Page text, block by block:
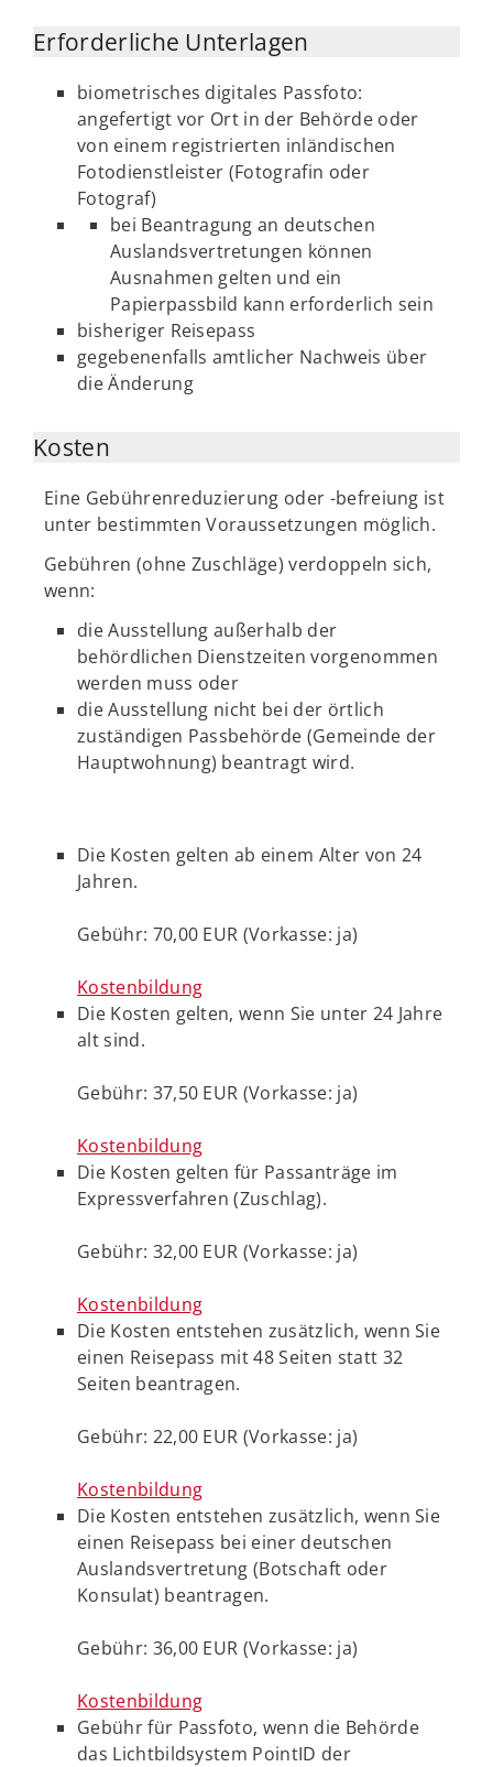
Erforderliche Unterlagen
biometrisches digitales Passfoto:
angefertigt vor Ort in der Behörde oder
von einem registrierten inländischen
Fotodienstleister (Fotografin oder
Fotograf)
bei Beantragung an deutschen
Auslandsvertretungen können
Ausnahmen gelten und ein
Papierpassbild kann erforderlich sein
bisheriger Reisepass
gegebenenfalls amtlicher Nachweis über
die Änderung
Kosten
Eine Gebührenreduzierung oder -befreiung ist
unter bestimmten Voraussetzungen möglich.
Gebühren (ohne Zuschläge) verdoppeln sich,
wenn:
die Ausstellung außerhalb der
behördlichen Dienstzeiten vorgenommen
werden muss oder
die Ausstellung nicht bei der örtlich
zuständigen Passbehörde (Gemeinde der
Hauptwohnung) beantragt wird.
Die Kosten gelten ab einem Alter von 24
Jahren.
Gebühr: 70,00 EUR (Vorkasse: ja)
Kostenbildung
Die Kosten gelten, wenn Sie unter 24 Jahre
alt sind.
Gebühr: 37,50 EUR (Vorkasse: ja)
Kostenbildung
Die Kosten gelten für Passanträge im
Expressverfahren (Zuschlag).
Gebühr: 32,00 EUR (Vorkasse: ja)
Kostenbildung
Die Kosten entstehen zusätzlich, wenn Sie
einen Reisepass mit 48 Seiten statt 32
Seiten beantragen.
Gebühr: 22,00 EUR (Vorkasse: ja)
Kostenbildung
Die Kosten entstehen zusätzlich, wenn Sie
einen Reisepass bei einer deutschen
Auslandsvertretung (Botschaft oder
Konsulat) beantragen.
Gebühr: 36,00 EUR (Vorkasse: ja)
Kostenbildung
Gebühr für Passfoto, wenn die Behörde
das Lichtbildsystem PointID der